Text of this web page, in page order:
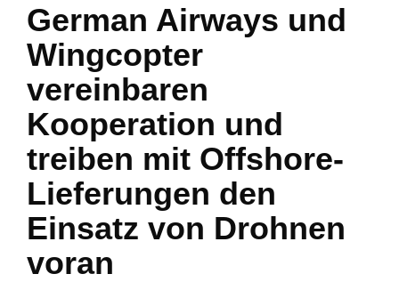
German Airways und
Wingcopter
vereinbaren
Kooperation und
treiben mit Offshore-
Lieferungen den
Einsatz von Drohnen
voran